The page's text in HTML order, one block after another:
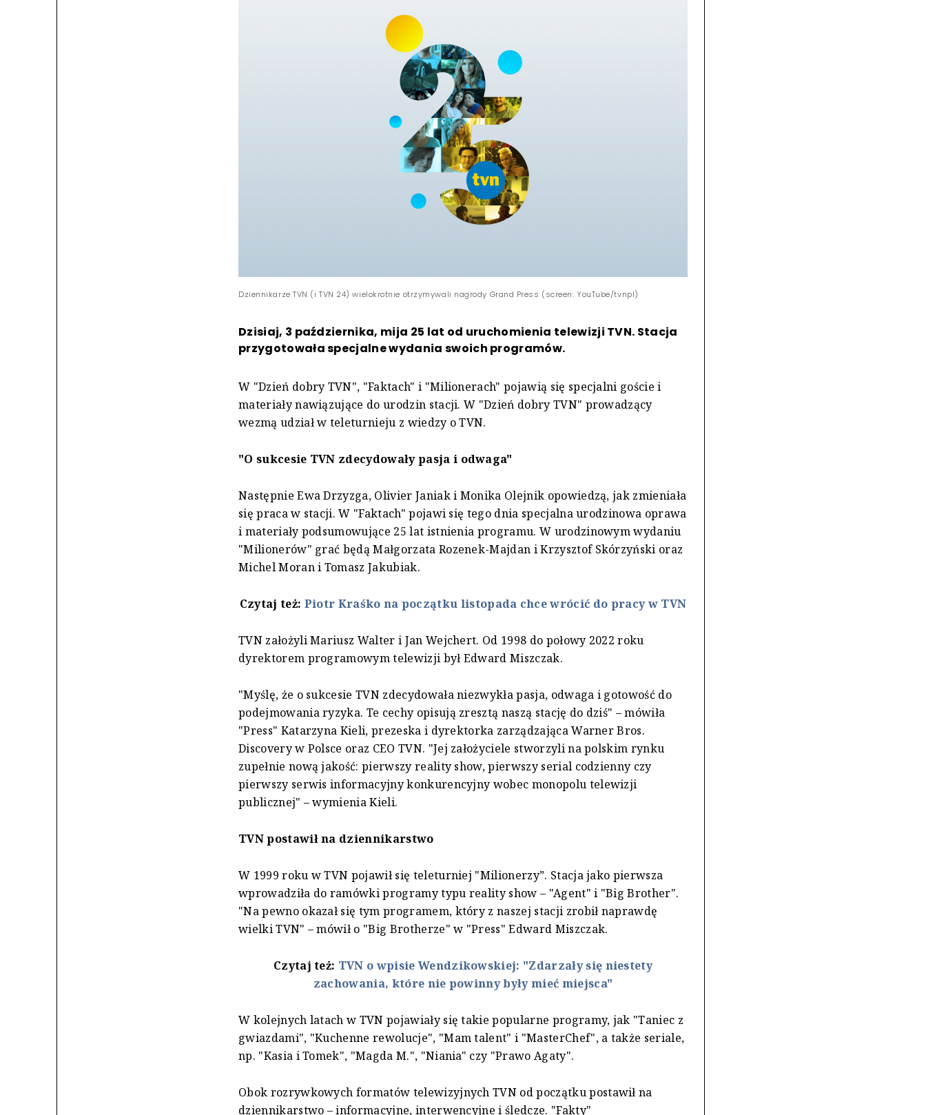
Dziennikarze TVN (i TVN 24) wielokrotnie otrzymywali nagrody Grand Press (screen: YouTube/tvnpl)
Dzisiaj, 3 października, mija 25 lat od uruchomienia telewizji TVN. Stacja
przygotowała specjalne wydania swoich programów.
W "Dzień dobry TVN", "Faktach" i "Milionerach" pojawią się specjalni goście i
materiały nawiązujące do urodzin stacji. W "Dzień dobry TVN" prowadzący
wezmą udział w teleturnieju z wiedzy o TVN.
"O sukcesie TVN zdecydowały pasja i odwaga"
Następnie Ewa Drzyzga, Olivier Janiak i Monika Olejnik opowiedzą, jak zmieniała
się praca w stacji. W "Faktach" pojawi się tego dnia specjalna urodzinowa oprawa
i materiały podsumowujące 25 lat istnienia programu. W urodzinowym wydaniu
"Milionerów" grać będą Małgorzata Rozenek-Majdan i Krzysztof Skórzyński oraz
Michel Moran i Tomasz Jakubiak.
Czytaj też: Piotr Kraśko na początku listopada chce wrócić do pracy w TVN
TVN założyli Mariusz Walter i Jan Wejchert. Od 1998 do połowy 2022 roku
dyrektorem programowym telewizji był Edward Miszczak.
"Myślę, że o sukcesie TVN zdecydowała niezwykła pasja, odwaga i gotowość do
podejmowania ryzyka. Te cechy opisują zresztą naszą stację do dziś" – mówiła
"Press" Katarzyna Kieli, prezeska i dyrektorka zarządzająca Warner Bros.
Discovery w Polsce oraz CEO TVN. "Jej założyciele stworzyli na polskim rynku
zupełnie nową jakość: pierwszy reality show, pierwszy serial codzienny czy
pierwszy serwis informacyjny konkurencyjny wobec monopolu telewizji
publicznej" – wymienia Kieli.
TVN postawił na dziennikarstwo
W 1999 roku w TVN pojawił się teleturniej "Milionerzy”. Stacja jako pierwsza
wprowadziła do ramówki programy typu reality show – "Agent" i "Big Brother".
"Na pewno okazał się tym programem, który z naszej stacji zrobił naprawdę
wielki TVN" – mówił o "Big Brotherze" w "Press" Edward Miszczak.
Czytaj też: TVN o wpisie Wendzikowskiej: "Zdarzały się niestety
zachowania, które nie powinny były mieć miejsca"
W kolejnych latach w TVN pojawiały się takie popularne programy, jak "Taniec z
gwiazdami", "Kuchenne rewolucje", "Mam talent" i "MasterChef", a także seriale,
np. "Kasia i Tomek", "Magda M.", "Niania" czy "Prawo Agaty".
Obok rozrywkowych formatów telewizyjnych TVN od początku postawił na
dziennikarstwo – informacyjne, interwencyjne i śledcze. "Fakty"